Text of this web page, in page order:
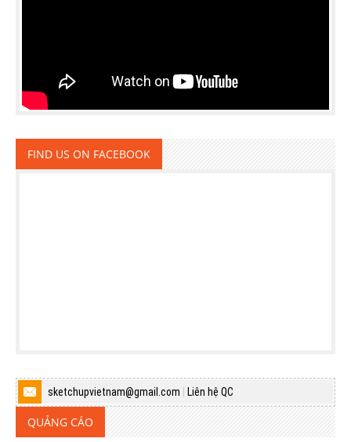
FIND US ON FACEBOOK
sketchupvietnam@gmail.com Liên hệ QC
QUẢNG CÁO